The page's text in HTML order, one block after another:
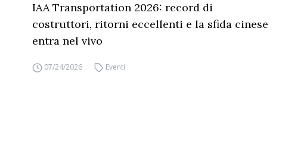
IAA Transportation 2026: record di
costruttori, ritorni eccellenti e la sfida cinese
entra nel vivo
07/24/2026 Eventi